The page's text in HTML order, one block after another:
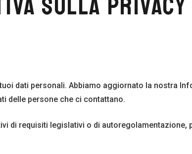
dati personali. Abbiamo aggiornato la nostra
delle persone che ci contattano.
di requisiti legislativi o di autoregolamentazione,